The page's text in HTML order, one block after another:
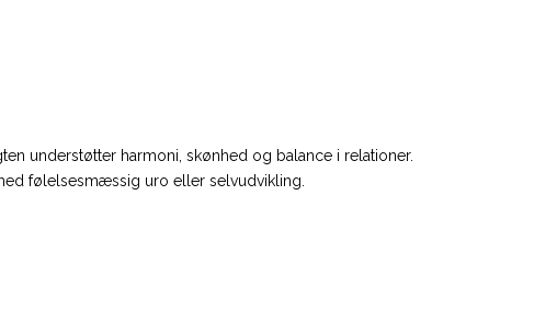
understøtter harmoni, skønhed og balance i relationer.
følelsesmæssig uro eller selvudvikling.